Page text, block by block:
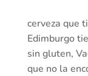
cerveza que
Edimburgo
sin gluten,
que no la